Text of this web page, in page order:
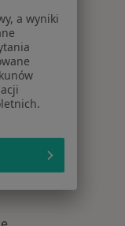
Pruszkowa
a wyniki